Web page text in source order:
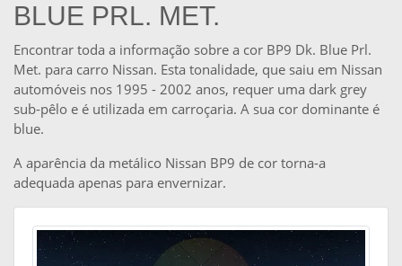
BLUE PRL. MET.
Encontrar toda a informação sobre a cor BP9 Dk. Blue Prl.
Met. para carro Nissan. Esta tonalidade, que saiu em Nissan
automóveis nos 1995 - 2002 anos, requer uma dark grey
sub-pêlo e é utilizada em carroçaria. A sua cor dominante é
blue.
A aparência da metálico Nissan BP9 de cor torna-a
adequada apenas para envernizar.